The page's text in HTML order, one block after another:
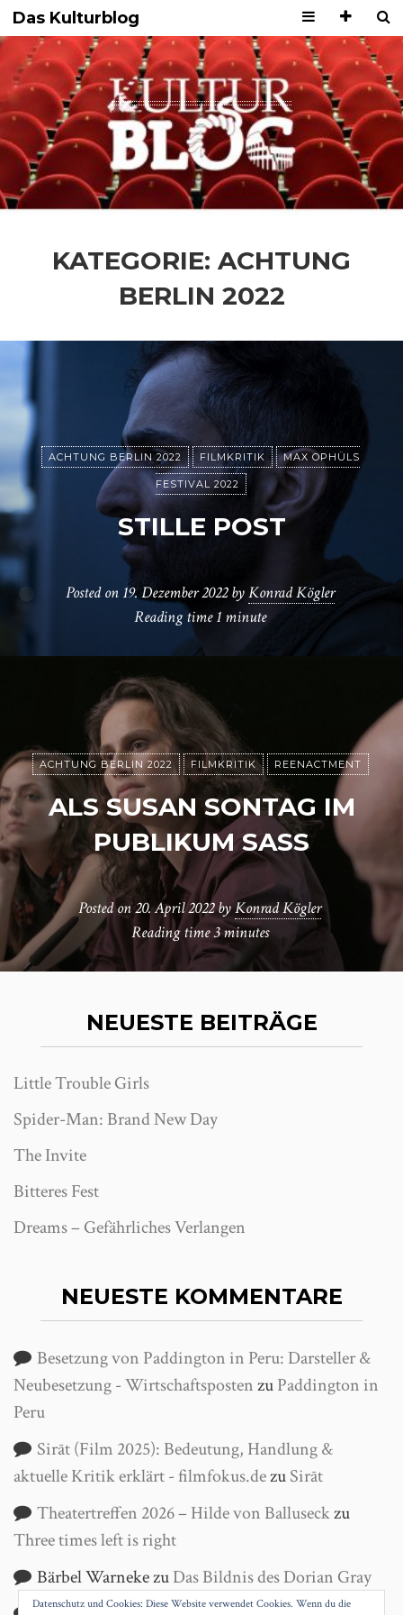
Das Kulturblog
KATEGORIE: ACHTUNG
BERLIN 2022
ACHTUNG BERLIN 2022 FILMKRITIK MAX OPHÜLS
FESTIVAL 2022
STILLE POST
Posted on 19. Dezember 2022 byKonrad Kögler
Reading time1 minute
ACHTUNG BERLIN 2022 FILMKRITIK REENACTMENT
ALS SUSAN SONTAG IM
PUBLIKUM SASS
Posted on20. April 2022byKonrad Kögler
Reading time3 minutes
NEUESTE BEITRÄGE
Little Trouble Girls
Spider-Man: Brand New Day
The Invite
Bitteres Fest
Dreams – Gefährliches Verlangen
NEUESTE KOMMENTARE
Besetzung von Paddington in Peru: Darsteller &
Neubesetzung - WirtschaftspostenzuPaddington in
Peru
Sirāt (Film 2025): Bedeutung, Handlung &
aktuelle Kritik erklärt - filmfokus.dezuSirāt
Theatertreffen 2026 – Hilde von Balluseckzu
Three times left is right
Bärbel WarnekezuDas Bildnis des Dorian Gray
Datenschutz und Cookies: Diese Website verwendet Cookies. Wenn du die